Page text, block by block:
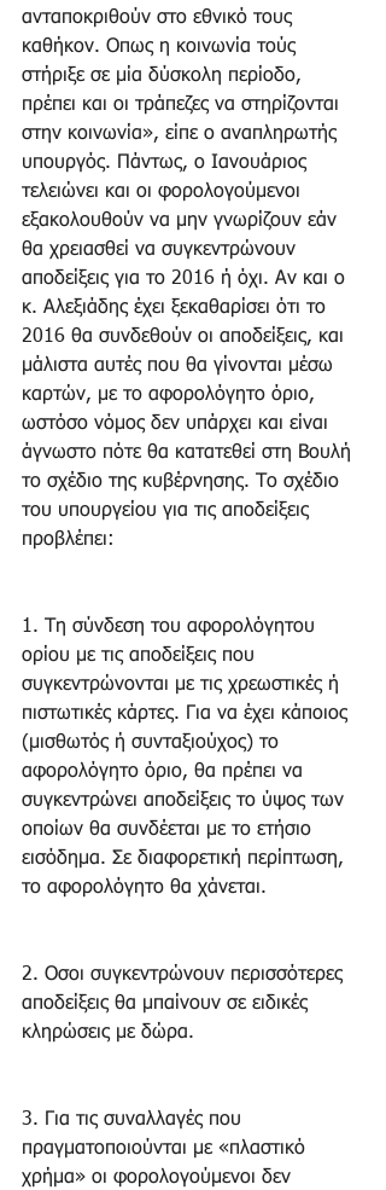
ανταποκριθούν στο εθνικό τους
καθήκον. Οπως η κοινωνία τούς
στήριξε σε μία δύσκολη περίοδο,
πρέπει και οι τράπεζες να στηρίζονται
στην κοινωνία», είπε ο αναπληρωτής
υπουργός. Πάντως, ο Ιανουάριος
τελειώνει και οι φορολογούμενοι
εξακολουθούν να μην γνωρίζουν εάν
θα χρειασθεί να συγκεντρώνουν
αποδείξεις για το 2016 ή όχι. Αν και ο
κ. Αλεξιάδης έχει ξεκαθαρίσει ότι το
2016 θα συνδεθούν οι αποδείξεις, και
μάλιστα αυτές που θα γίνονται μέσω
καρτών, με το αφορολόγητο όριο,
ωστόσο νόμος δεν υπάρχει και είναι
άγνωστο πότε θα κατατεθεί στη Βουλή
το σχέδιο της κυβέρνησης. Το σχέδιο
του υπουργείου για τις αποδείξεις
προβλέπει:
1. Τη σύνδεση του αφορολόγητου
ορίου με τις αποδείξεις που
συγκεντρώνονται με τις χρεωστικές ή
πιστωτικές κάρτες. Για να έχει κάποιος
(μισθωτός ή συνταξιούχος) το
αφορολόγητο όριο, θα πρέπει να
συγκεντρώνει αποδείξεις το ύψος των
οποίων θα συνδέεται με το ετήσιο
εισόδημα. Σε διαφορετική περίπτωση,
το αφορολόγητο θα χάνεται.
2. Οσοι συγκεντρώνουν περισσότερες
αποδείξεις θα μπαίνουν σε ειδικές
κληρώσεις με δώρα.
3. Για τις συναλλαγές που
πραγματοποιούνται με «πλαστικό
χρήμα» οι φορολογούμενοι δεν